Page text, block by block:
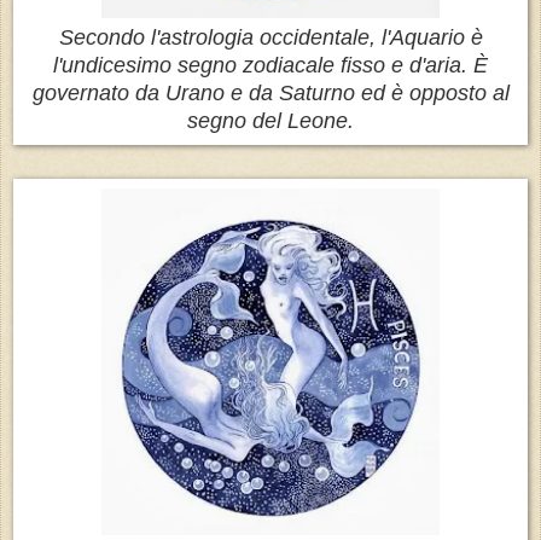
Secondo l'astrologia occidentale, l'Aquario è
l'undicesimo segno zodiacale fisso e d'aria. È
governato da Urano e da Saturno ed è opposto al
segno del Leone.